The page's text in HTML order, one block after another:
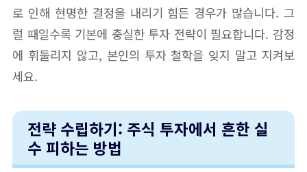
로 인해 현명한 결정을 내리기 힘든 경우가 많습니다. 그
럴 때일수록 기본에 충실한 투자 전략이 필요합니다. 감정
에 휘둘리지 않고, 본인의 투자 철학을 잊지 말고 지켜보
세요.
전략 수립하기: 주식 투자에서 흔한 실
수 피하는 방법